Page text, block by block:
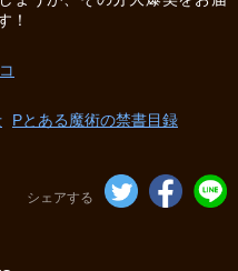
！
Pとある魔術の禁書目録
シェアする